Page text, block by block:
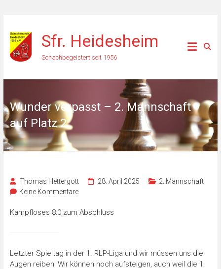
Inhalt
springen
Sfr. Heidesheim
Schachbegeistert seit 1956
Wunder verpasst – 2. Mannschaft
auf Platz 2
Thomas Hettergott 28. April 2025
2. Mannschaft
Keine Kommentare
Kampfloses 8:0 zum Abschluss
Letzter Spieltag in der 1. RLP-Liga und wir müssen uns die
Augen reiben: Wir können noch aufsteigen, auch weil die 1.